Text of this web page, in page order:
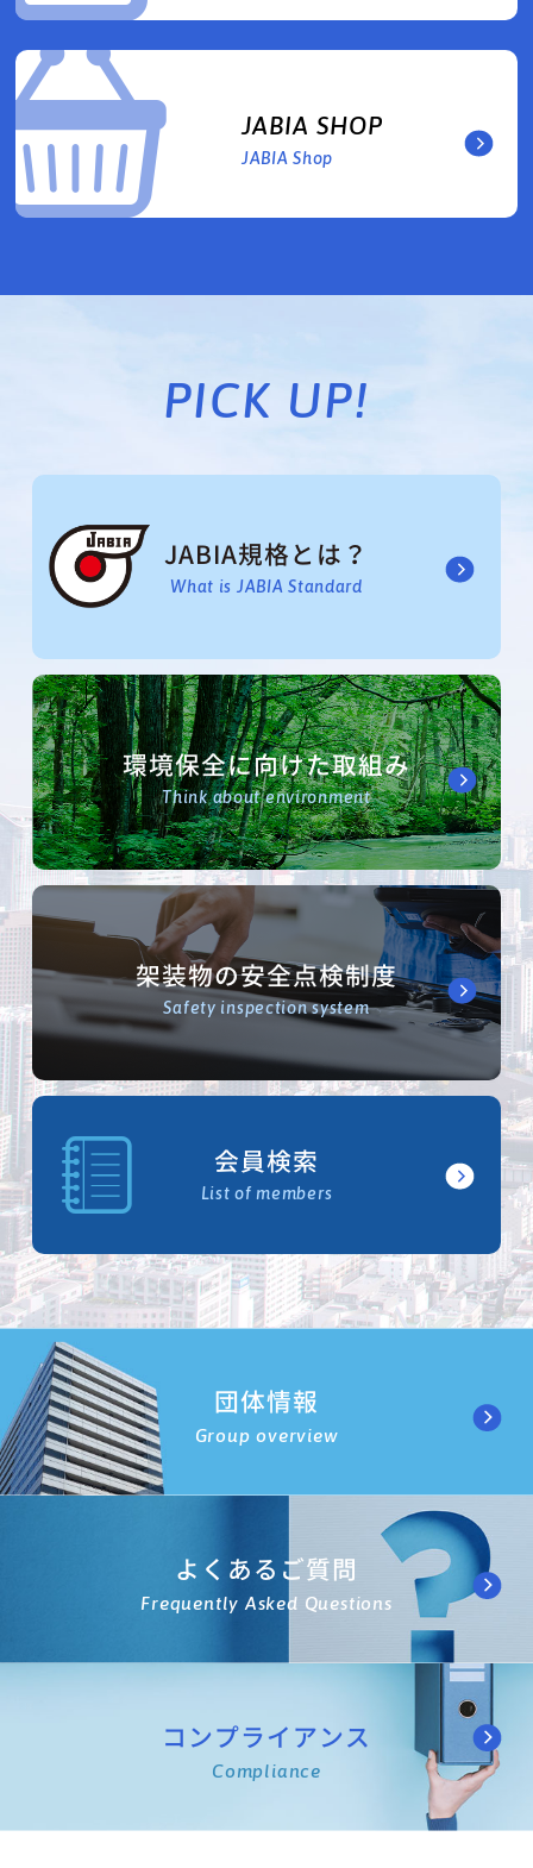
JABIA SHOP
JABIA Shop
PICK UP!
JABIA規格とは？
What is JABIA Standard
環境保全に向けた取組み
Think about environment
架装物の安全点検制度
Safety inspection system
会員検索
List of members
団体情報
Group overview
よくあるご質問
Frequently Asked Questions
コンプライアンス
Compliance